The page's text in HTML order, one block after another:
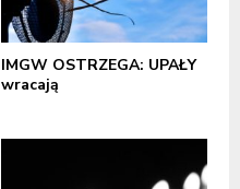
IMGW OSTRZEGA: UPAŁY
wracają